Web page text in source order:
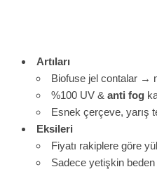
Artıları
Biofuse jel contalar →
%100 UV & anti fog
Esnek çerçeve, yarış
Eksileri
Fiyatı rakiplere göre
Sadece yetişkin